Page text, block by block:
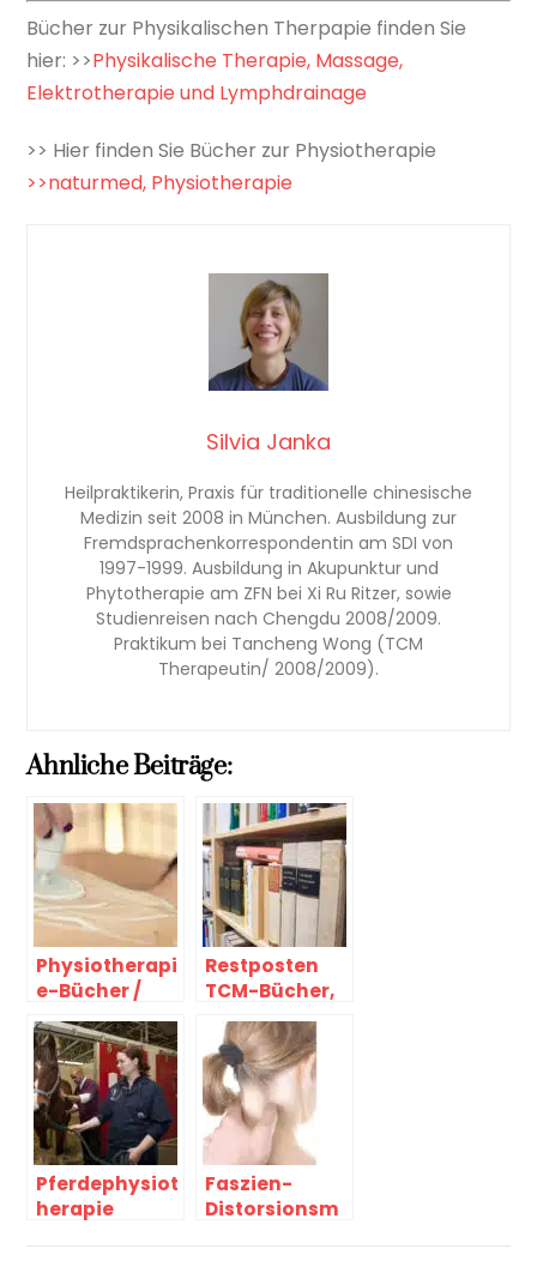
Bücher zur Physikalischen Therpapie finden Sie
hier: >>Physikalische Therapie, Massage,
Elektrotherapie und Lymphdrainage
>> Hier finden Sie Bücher zur Physiotherapie
>>naturmed, Physiotherapie
Silvia Janka
Heilpraktikerin, Praxis für traditionelle chinesische
Medizin seit 2008 in München. Ausbildung zur
Fremdsprachenkorrespondentin am SDI von
1997-1999. Ausbildung in Akupunktur und
Phytotherapie am ZFN bei Xi Ru Ritzer, sowie
Studienreisen nach Chengdu 2008/2009.
Praktikum bei Tancheng Wong (TCM
Therapeutin/ 2008/2009).
Ahnliche Beiträge:
Physiotherapi
e-Bücher /
Osteopathie-
Bücher und
für die TCM
Restposten
TCM-Bücher,
Homöopathie
-Antiquariat
Pferdephysiot
herapie
Faszien-
Distorsionsm